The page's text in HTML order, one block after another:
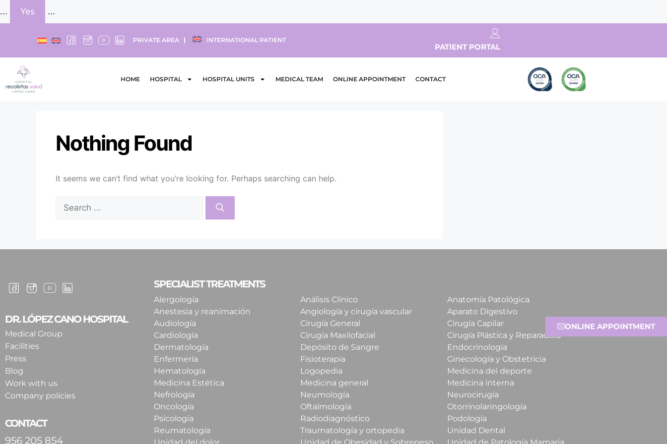
... Yes ...
PRIVATE AREA INTERNATIONAL PATIENT
PATIENT PORTAL
HOME HOSPITAL HOSPITAL UNITS MEDICAL TEAM ONLINE APPOINTMENT CONTACT
ONLINE APPOINTMENT
Nothing Found
It seems we can’t find what you’re looking for. Perhaps searching can help.
DR. LÓPEZ CANO HOSPITAL
Medical Group
Facilities
Press
Blog
Work with us
Company policies
CONTACT
956 205 854
SPECIALIST TREATMENTS
Alergología Análisis Clínico
Anatomía Patológica
Anestesia y reanimación
Angiología y cirugía vascular
Aparato Digestivo
Audiología
Cirugía General
Cirugía Capilar
Cardiología
Cirugía Maxilofacial
Cirugía Plástica y Reparadora
Dermatología
Depósito de Sangre
Endocrinología
Enfermería
Fisioterapia
Ginecología y Obstetricia
Hematología
Logopedia
Medicina del deporte
Medicina Estética
Medicina general
Medicina interna
Nefrología
Neumología
Neurocirugía
Oncología
Oftalmología
Otorrinolaringología
Psicología
Radiodiagnóstico
Podología
Reumatología
Traumatología y ortopedia
Unidad Dental